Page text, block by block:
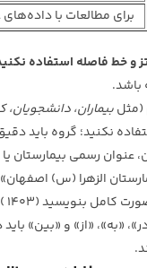
برای مطالعات با داده‌های
و خط فاصله استفاده
باشد.
(مثلبیماران، دانشجویان،
نکنید؛ گروه باید
عنوان رسمی بیمارستان
الزهرا (س)
کامل بنویسید (۱۴۰۳ ).
«به»، «از» و «بین»